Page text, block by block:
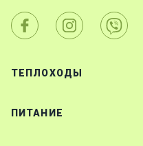
ТЕПЛОХОДЫ
ПИТАНИЕ